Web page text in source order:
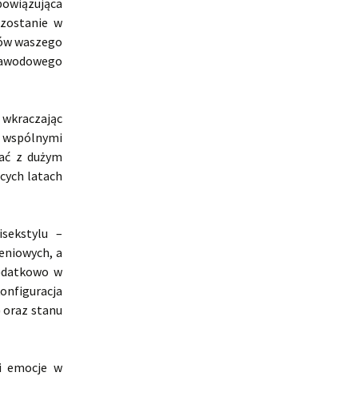
w
waszego
z dużym
latach
–
a
w
oraz stanu
emocje w